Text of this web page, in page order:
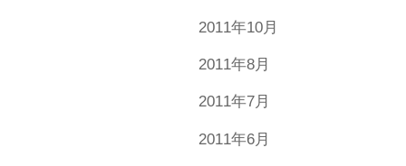
2011年10月
2011年8月
2011年7月
2011年6月